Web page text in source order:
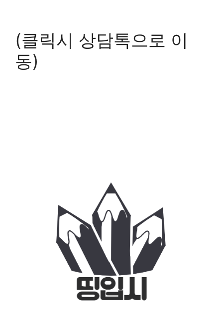
(클릭시 상담톡으로 이
동)